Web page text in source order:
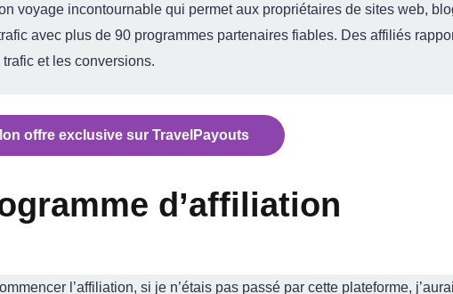
voyage incontournable qui permet aux propriétaires de sites web,
avec plus de 90 programmes partenaires fiables. Des affiliés
et les conversions.
offre exclusive sur TravelPayouts
d’affiliation
l’affiliation, si je n’étais pas passé par cette plateforme,